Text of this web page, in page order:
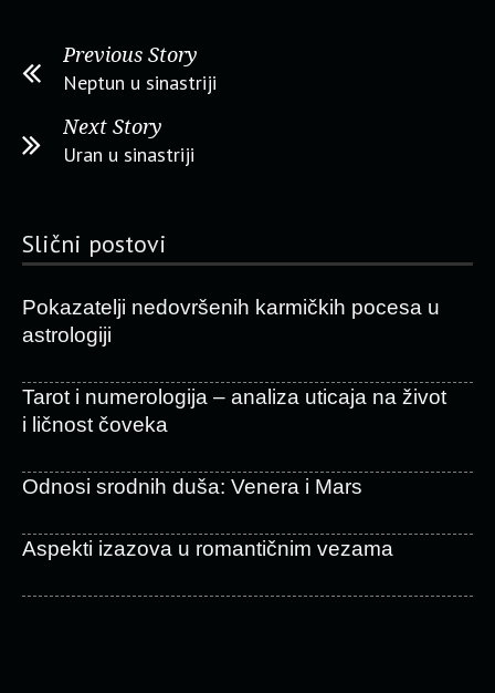
Previous Story
Neptun u sinastriji
Next Story
Uran u sinastriji
Slični postovi
Pokazatelji nedovršenih karmičkih pocesa u
astrologiji
Tarot i numerologija – analiza uticaja na život
i ličnost čoveka
Odnosi srodnih duša: Venera i Mars
Aspekti izazova u romantičnim vezama